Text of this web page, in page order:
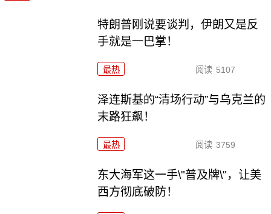
特朗普刚说要谈判，伊朗又是反
手就是一巴掌！
最热 阅读 5107
泽连斯基的“清场行动”与乌克兰的
末路狂飙！
最热 阅读 3759
东大海军这一手\"普及牌\"，让美
西方彻底破防！